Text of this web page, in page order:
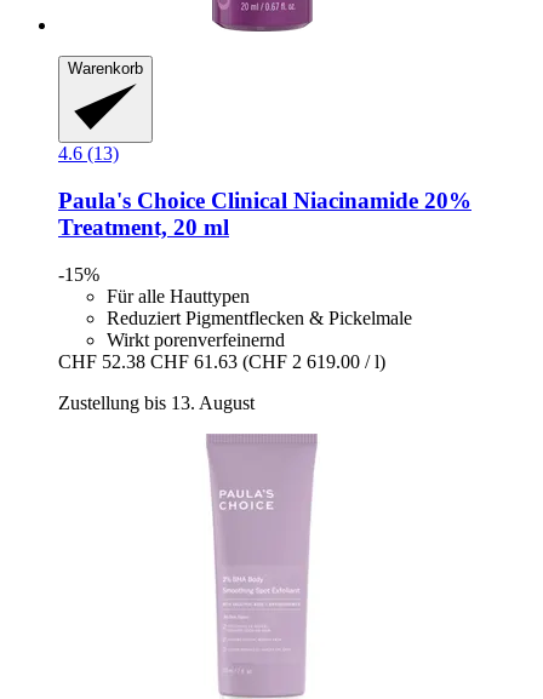
Warenkorb
4.6 (13)
Paula's Choice Clinical Niacinamide 20%
Treatment, 20 ml
-15%
Für alle Hauttypen
Reduziert Pigmentflecken & Pickelmale
Wirkt porenverfeinernd
CHF 52.38 CHF 61.63 (CHF 2 619.00 / l)
Zustellung bis 13. August